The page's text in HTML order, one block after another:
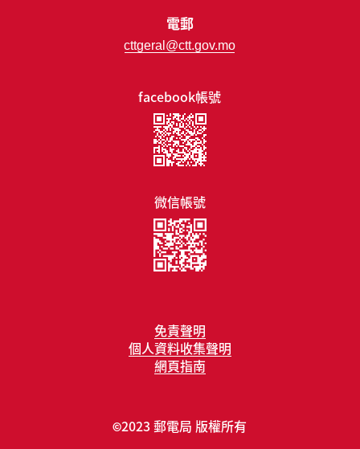
免責聲明
個人資料收集聲明
網頁指南
facebook帳號
微信帳號
電郵
cttgeral@ctt.gov.mo
©2023 郵電局 版權所有